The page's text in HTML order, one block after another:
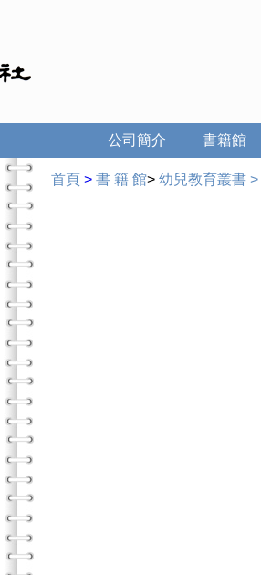
書籍館
公司簡介
首頁 > 書 籍 館> 幼兒教育叢書 >